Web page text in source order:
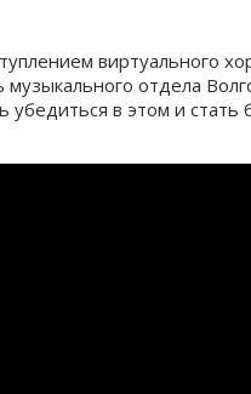
виртуального
музыкального отдела
убедиться в этом и